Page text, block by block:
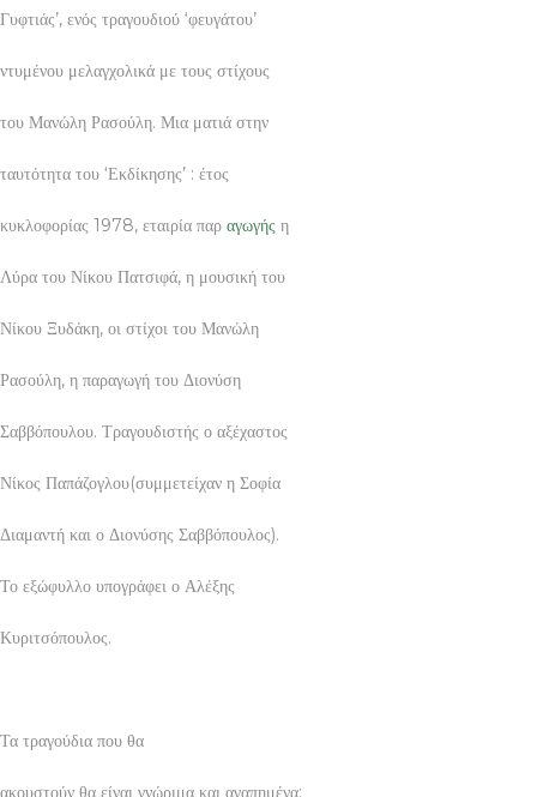
Γυφτιάς’, ενός τραγουδιού ‘φευγάτου’
ντυμένου μελαγχολικά με τους στίχους
του Μανώλη Ρασούλη. Μια ματιά στην
ταυτότητα του ‘Εκδίκησης’ : έτος
κυκλοφορίας 1978, εταιρία παρ αγωγής η
Λύρα του Νίκου Πατσιφά, η μουσική του
Νίκου Ξυδάκη, οι στίχοι του Μανώλη
Ρασούλη, η παραγωγή του Διονύση
Σαββόπουλου. Τραγουδιστής ο αξέχαστος
Νίκος Παπάζογλου(συμμετείχαν η Σοφία
Διαμαντή και ο Διονύσης Σαββόπουλος).
Το εξώφυλλο υπογράφει ο Αλέξης
Κυριτσόπουλος.
Τα τραγούδια που θα
ακουστούν θα είναι γνώριμα και αγαπημένα: